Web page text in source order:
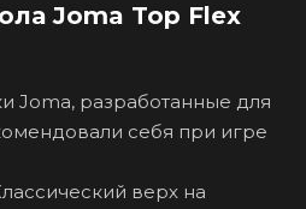
Joma Top Flex
Joma, разработанные для
себя при игре
верх на